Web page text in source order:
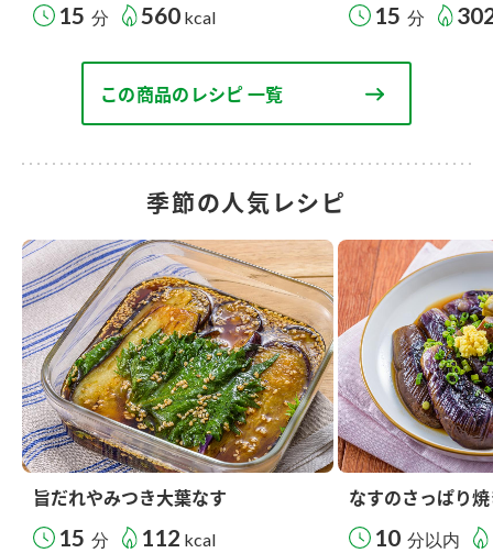
15 分 560 kcal 15 分
この商品のレシピ 一覧
季節の人気レシピ
旨だれやみつき大葉なす
15 分 112 kcal
なすのさっぱり
10 分以内